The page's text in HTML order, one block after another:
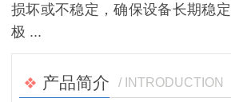
损坏或不稳定，确保设备长期稳
极 ...
产品简介 / INTRODUCTION